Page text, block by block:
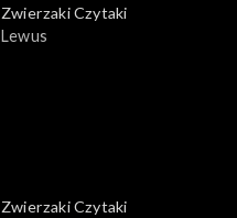
Zwierzaki Czytaki
Lewus
Zwierzaki Czytaki